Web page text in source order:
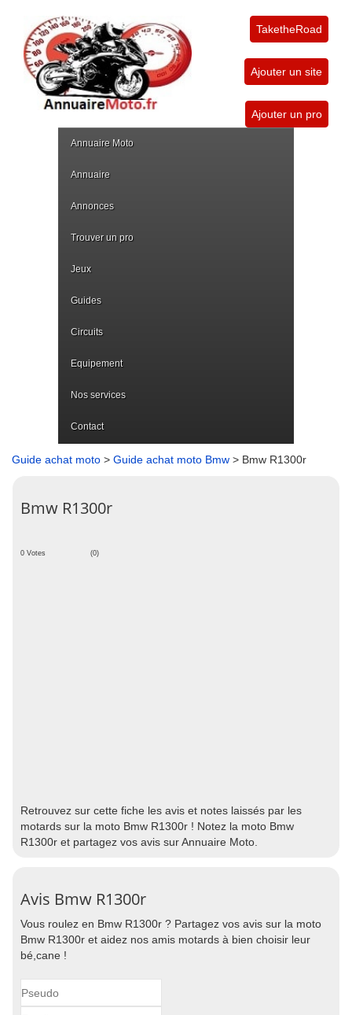
TaketheRoad
Ajouter un site
Ajouter un pro
Annuaire Moto
Annuaire
Annonces
Trouver un pro
Jeux
Guides
Circuits
Equipement
Nos services
Contact
Guide achat moto > Guide achat moto Bmw > Bmw R1300r
Bmw R1300r
0 Votes (0)
Retrouvez sur cette fiche les avis et notes laissés par les
motards sur la moto Bmw R1300r ! Notez la moto Bmw
R1300r et partagez vos avis sur Annuaire Moto.
Avis Bmw R1300r
Vous roulez en Bmw R1300r ? Partagez vos avis sur la moto
Bmw R1300r et aidez nos amis motards à bien choisir leur
bé,cane !